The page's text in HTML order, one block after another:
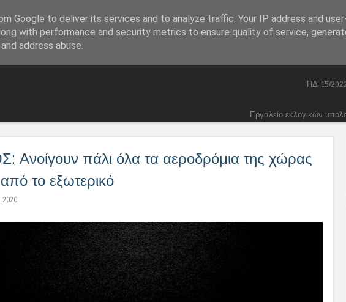
Menu
Skip to contentHome Πολιτική
Συνταγματικά
ΠΔ 15/
Εργαλείο εκλογικών
πάλι όλα τα αεροδρόμια της χώρας
το εξωτερικό
2020
Google to deliver its services and to analyze traffic. Your IP address and
with performance and security metrics to ensure quality of service,
address abuse.